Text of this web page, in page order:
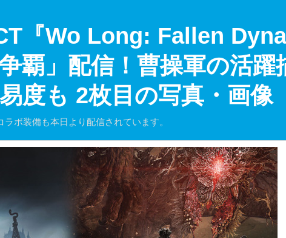
『Wo Long: Fallen
覇」配信！曹操軍の活躍
度も 2枚目の写真・画像
ラボ装備も本日より配信されています。